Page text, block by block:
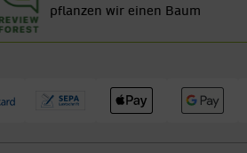
pflanzen wir einen Baum